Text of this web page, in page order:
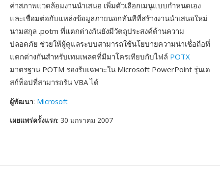
ค่าสภาพแวดล้อมงานนำเสนอ เพิ่มตัวเลือกเมนูแบบกำหนดเอง
และเชื่อมต่อกับแหล่งข้อมูลภายนอกทันทีที่สร้างงานนำเสนอใหม่
นามสกุล .potm ที่แตกต่างกันยังมีวัตถุประสงค์ด้านความ
ปลอดภัย ช่วยให้ผู้ดูแลระบบสามารถใช้นโยบายความน่าเชื่อถือที่
แตกต่างกันสำหรับเทมเพลตที่มีมาโครเทียบกับไฟล์ POTX
มาตรฐาน POTM รองรับเฉพาะใน Microsoft PowerPoint รุ่นเด
สก์ท็อปที่สามารถรัน VBA ได้
ผู้พัฒนา: Microsoft
เผยแพร่ครั้งแรก: 30 มกราคม 2007